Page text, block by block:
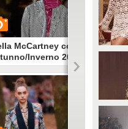
McCartney collezione
Inverno 2018-19